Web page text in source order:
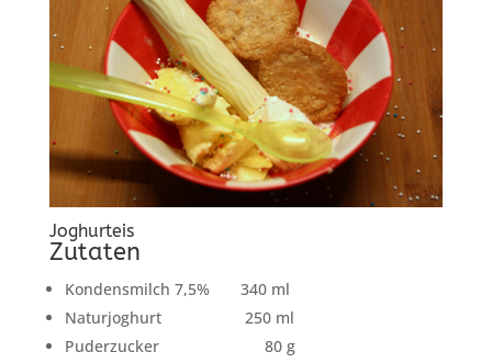
Joghurteis
Zutaten
Kondensmilch 7,5% 340 ml
Naturjoghurt 250 ml
Puderzucker 80 g